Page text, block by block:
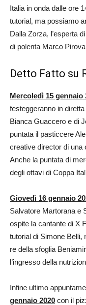
Italia in onda dalle ore
tutorial, ma possiamo
Dalla Zorza, l’esperta
di polenta Marco
Detto Fatto su
Mercoledì 15 gennaio
festeggeranno in
Bianca Guaccero e di
puntata il pasticcere
creative director di una
Anche la puntata di
degli ottavi di Coppa
Giovedì 16 gennaio
Salvatore Martorana e
ospite la cantante di X
tutorial di Simone Belli,
re della sfoglia
l’ingresso della
Infine ultimo
gennaio 2020 con il